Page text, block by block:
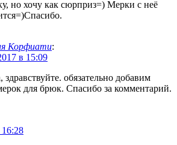
но хочу как сюрприз=) Мерки с неё
Корфиати:
в 15:09
здравствуйте. обязательно добавим
для брюк. Спасибо за комментарий.